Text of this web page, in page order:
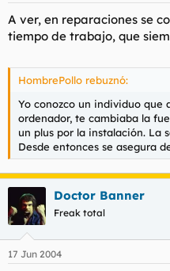
A ver, en reparaciones se
tiempo de trabajo, que
HombrePollo rebuznó:
Yo conozco un individuo que
ordenador, te cambiaba la
un plus por la instalación. La
Desde entonces se asegura
Doctor Banner
Freak total
17 Jun 2004